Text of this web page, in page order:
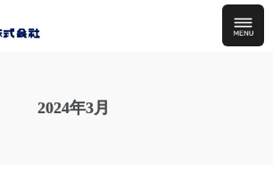
2024年3月